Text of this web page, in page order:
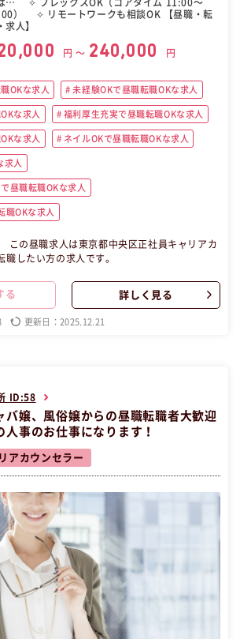
… ✧ フレックスOK（コアタイム 11:00〜
） ✧ リモートワークも相談OK 【昼職・転
求人】
円 〜 240,000 円
OKな求人 未経験OKで昼職転職OKな求人
な求人 福利厚生充実で昼職転職OKな求人
な求人 ネイルOKで昼職転職OKな求人
求人
昼職転職OKな求人
職OKな求人
この昼職求人は東京都中央区正社員キャリアカ
職したい方の求人です。
る 詳しく見る
更新日：2025.12.21
ID:58
バ嬢、風俗嬢からの昼職転職者大歓迎
人事のお仕事になります！
アカウンセラー